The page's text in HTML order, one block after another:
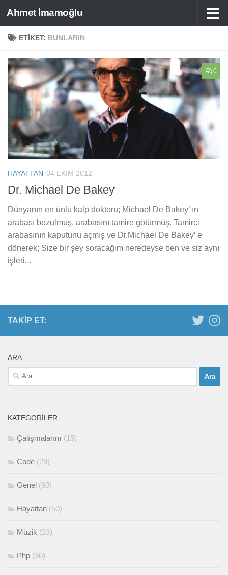
Skip to content
Ahmet İmamoğlu
ETIKET: BUNLARIN
0
HAYATTAN 04 EKIM 2012
Dr. Michael De Bakey
Dünyanın en ünlü kalp doktoru; Michael De Bakey’ ın
arabası bozulmuş, arabasını tamire götürmüş. Tamirci
arabasının kaputunu açmış ve Dr.Michael De Bakey’ e
dönerek; Size bir şey soracağım neredeyse ben ve siz aynı
işleri...
TAKIP ET:
ARA
Arama:
KATEGORILER
Çalışmalarım (15)
Code (29)
Genel (60)
Hayattan (50)
Müzik (23)
Php (30)